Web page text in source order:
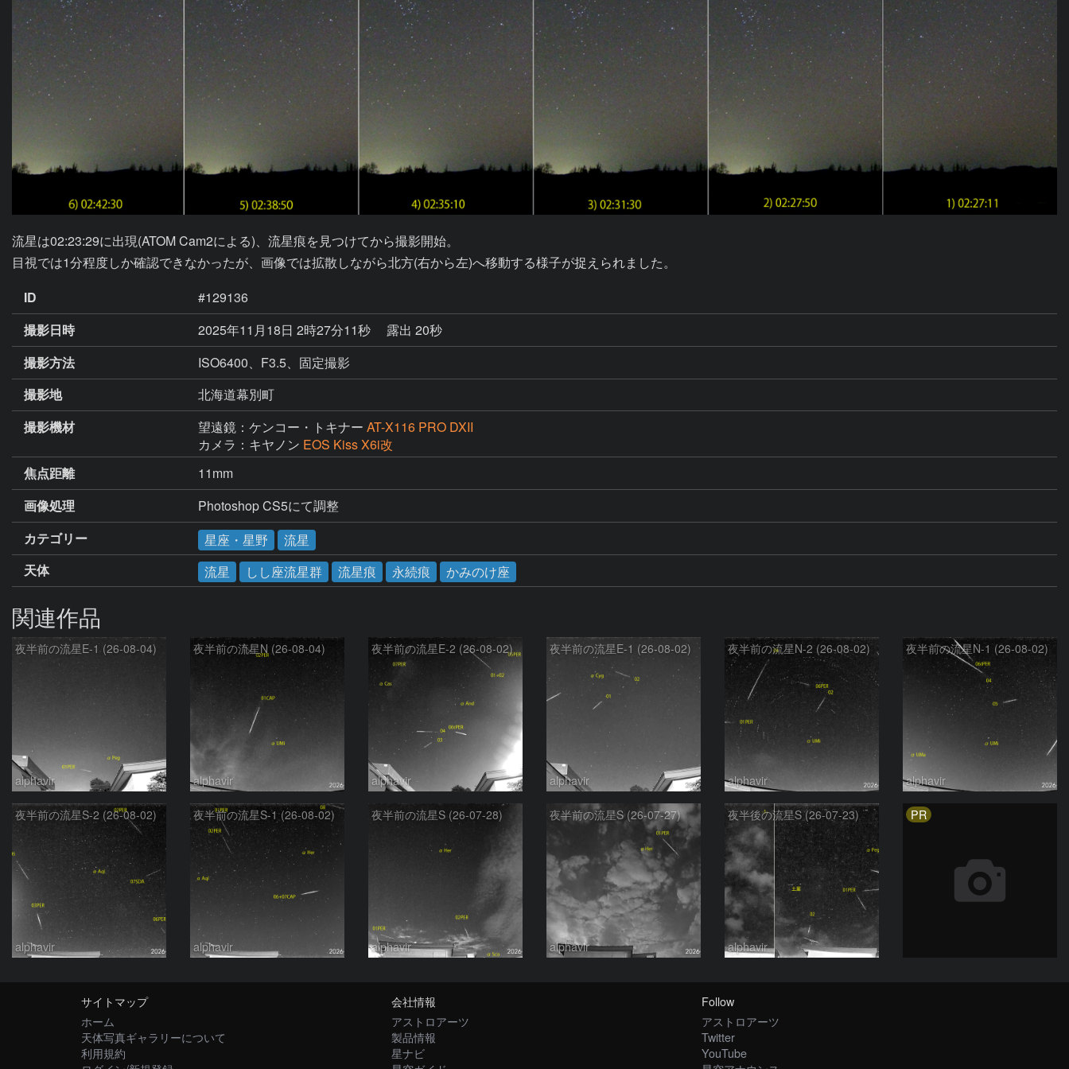
流星は02:23:29に出現(ATOM Cam2による)、流星痕を見つけてから撮影開始。
目視では1分程度しか確認できなかったが、画像では拡散しながら北方(右から左)へ移動する様子が捉えられました。
ID
#129136
撮影日時
2025年11月18日 2時27分11秒
露出 20秒
撮影方法
ISO6400、F3.5、固定撮影
撮影地
北海道幕別町
撮影機材
望遠鏡：ケンコー・トキナー AT-X116 PRO DXII
カメラ：キヤノン EOS Kiss X6i改
焦点距離
11mm
画像処理
Photoshop CS5にて調整
カテゴリー
星座・星野
流星
天体
流星 しし座流星群 流星痕 永続痕 かみのけ座
関連作品
夜半前の流星E-1 (26-08-04)
alphavir
夜半前の流星N (26-08-04)
alphavir
夜半前の流星E-2 (26-08-02)
alphavir
夜半前の流星E-1 (26-08-02)
alphavir
夜半前の流星N-2 (26-08-02)
alphavir
夜半前の流星N-1 (26-08-02)
alphavir
夜半前の流星S-2 (26-08-02)
alphavir
夜半前の流星S-1 (26-08-02)
alphavir
夜半前の流星S (26-07-28)
alphavir
夜半前の流星S (26-07-27)
alphavir
夜半後の流星S (26-07-23)
alphavir
PR
サイトマップ
ホーム
天体写真ギャラリーについて
利用規約
会社情報
アストロアーツ
製品情報
星ナビ
Follow
アストロアーツ
Twitter
YouTube